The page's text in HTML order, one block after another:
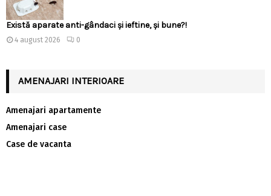
Există aparate anti-gândaci și ieftine, și bune?!
4 august 2026 0
AMENAJARI INTERIOARE
Amenajari apartamente
Amenajari case
Case de vacanta